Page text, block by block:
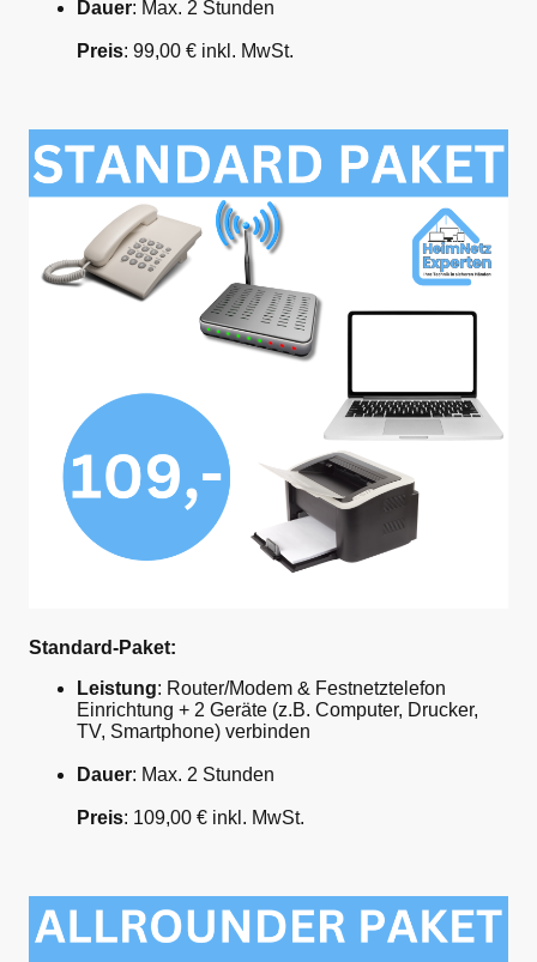
Dauer: Max. 2 Stunden
Preis: 99,00 € inkl. MwSt.
Standard-Paket:
Leistung: Router/Modem & Festnetztelefon
Einrichtung + 2 Geräte (z.B. Computer, Drucker,
TV, Smartphone) verbinden
Dauer: Max. 2 Stunden
Preis: 109,00 € inkl. MwSt.